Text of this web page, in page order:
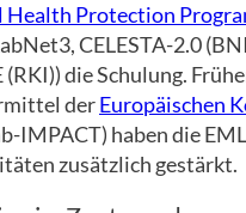
Health Protection
CELESTA-2.0
(RKI)) die Schulung.
derEuropäischen
IMPACT) haben die
zusätzlich gestärkt.